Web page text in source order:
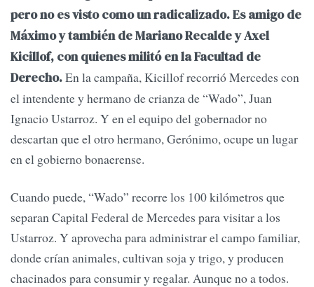
pero no es visto como un radicalizado. Es amigo de
Máximo y también de Mariano Recalde y Axel
Kicillof, con quienes militó en la Facultad de
Derecho.En la campaña, Kicillof recorrió Mercedes con
el intendente y hermano de crianza de “Wado”, Juan
Ignacio Ustarroz. Y en el equipo del gobernador no
descartan que el otro hermano, Gerónimo, ocupe un lugar
en el gobierno bonaerense.
Cuando puede, “Wado” recorre los 100 kilómetros que
separan Capital Federal de Mercedes para visitar a los
Ustarroz. Y aprovecha para administrar el campo familiar,
donde crían animales, cultivan soja y trigo, y producen
chacinados para consumir y regalar. Aunque no a todos.